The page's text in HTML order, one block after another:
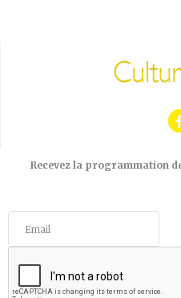
Recevez la programmation